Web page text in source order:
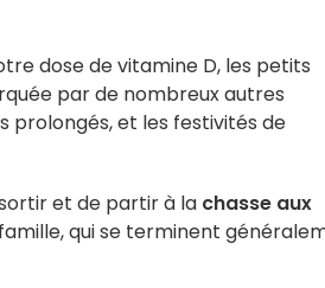
dose de vitamine D, les petits
par de nombreux autres
prolongés, et les festivités de
et de partir à la chasse aux
qui se terminent